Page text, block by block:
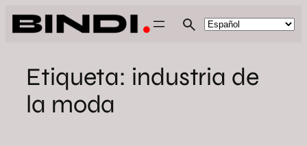
Saltar
al
Etiqueta: industria de
la moda